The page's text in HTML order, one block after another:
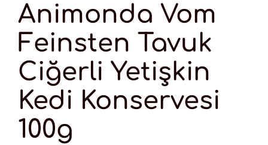
Animonda Vom
Feinsten Tavuk
Ciğerli Yetişkin
Kedi Konservesi
100g